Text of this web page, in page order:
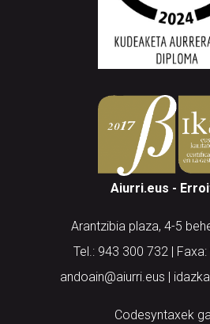
Aiurri.eus -
Arantzibia plaza, 4-5
Tel.: 943 300 732 |
andoain@aiurri.eus |
Codesyntaxek